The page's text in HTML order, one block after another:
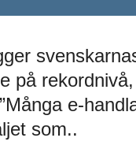
på
e-
som..